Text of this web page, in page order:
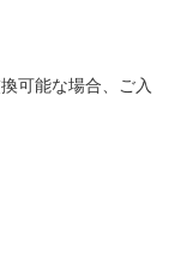
可能な場合、ご入